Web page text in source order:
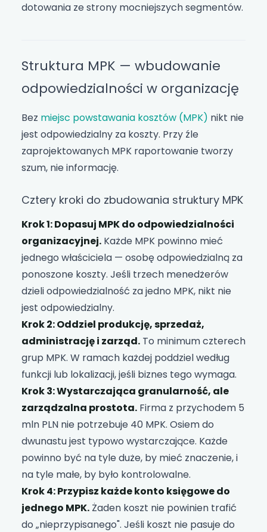
dotowania ze strony mocniejszych segmentów.
Struktura MPK — wbudowanie
odpowiedzialności w organizację
Bez miejsc powstawania kosztów (MPK) nikt nie
jest odpowiedzialny za koszty. Przy źle
zaprojektowanych MPK raportowanie tworzy
szum, nie informację.
Cztery kroki do zbudowania struktury MPK
Krok 1: Dopasuj MPK do odpowiedzialności
organizacyjnej. Każde MPK powinno mieć
jednego właściciela — osobę odpowiedzialną za
ponoszone koszty. Jeśli trzech menedżerów
dzieli odpowiedzialność za jedno MPK, nikt nie
jest odpowiedzialny.
Krok 2: Oddziel produkcję, sprzedaż,
administrację i zarząd. To minimum czterech
grup MPK. W ramach każdej poddziel według
funkcji lub lokalizacji, jeśli biznes tego wymaga.
Krok 3: Wystarczająca granularność, ale
zarządzalna prostota. Firma z przychodem 5
mln PLN nie potrzebuje 40 MPK. Osiem do
dwunastu jest typowo wystarczające. Każde
powinno być na tyle duże, by mieć znaczenie, i
na tyle małe, by było kontrolowalne.
Krok 4: Przypisz każde konto księgowe do
jednego MPK. Żaden koszt nie powinien trafić
do „nieprzypisanego". Jeśli koszt nie pasuje do